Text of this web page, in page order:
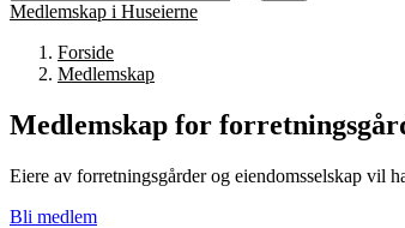
Medlemskap i Huseierne
Forside
Medlemskap
Medlemskap for
Eiere av forretningsgårder og eiendomsselskap vil
Bli medlem